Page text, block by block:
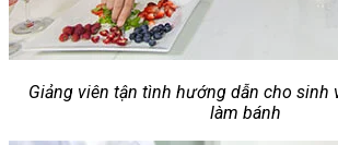
Giảng viên tận tình hướng dẫn cho sinh
làm bánh